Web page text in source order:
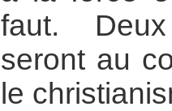
faut.
seront au
le